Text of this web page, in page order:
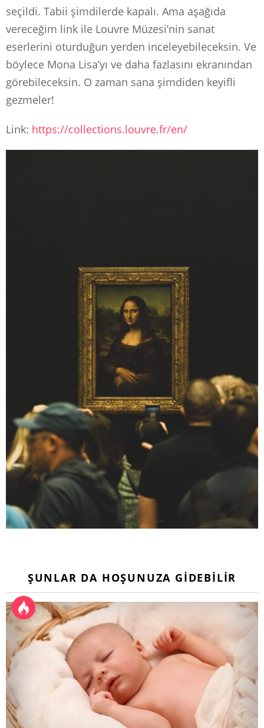
seçildi. Tabii şimdilerde kapalı. Ama aşağıda
vereceğim link ile Louvre Müzesi’nin sanat
eserlerini oturduğun yerden inceleyebileceksin. Ve
böylece Mona Lisa’yı ve daha fazlasını ekranından
görebileceksin. O zaman sana şimdiden keyifli
gezmeler!
Link: https://collections.louvre.fr/en/
ŞUNLAR DA HOŞUNUZA GIDEBILIR